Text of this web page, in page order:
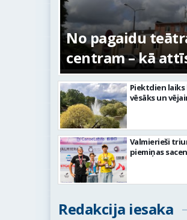
FOTO: Ar
aizvadīta
Piektdien laiks
vēsāks un
Valmierieši
piemiņas
Redakcija iesaka